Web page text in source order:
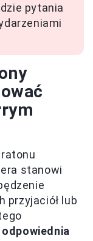
pytania
stanowi
przyjaciół lub